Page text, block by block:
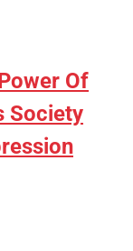
Of
Society